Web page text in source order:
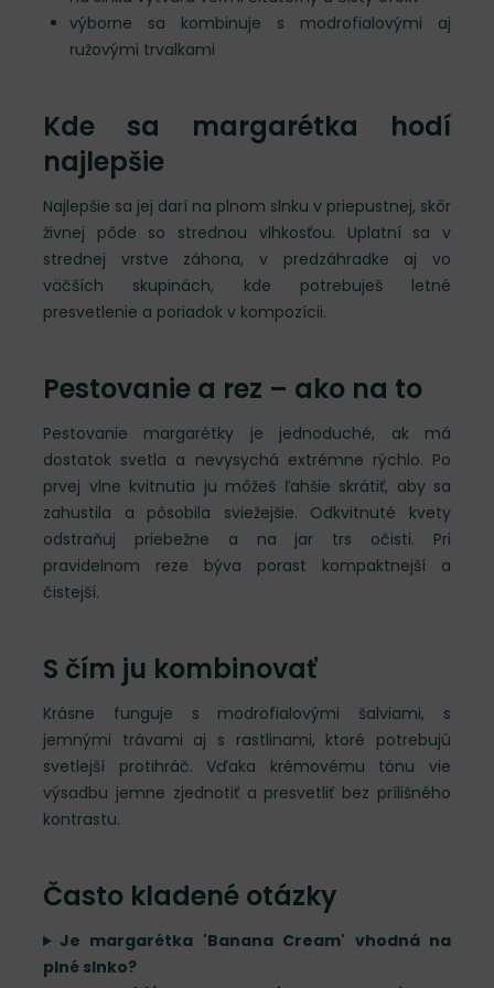
výborne sa kombinuje s modrofialovými aj
ružovými trvalkami
Kde sa margarétka hodí
najlepšie
Najlepšie sa jej darí na plnom slnku v priepustnej, skôr
živnej pôde so strednou vlhkosťou. Uplatní sa v
strednej vrstve záhona, v predzáhradke aj vo
väčších skupinách, kde potrebuješ letné
presvetlenie a poriadok v kompozícii.
Pestovanie a rez – ako na to
Pestovanie margarétky je jednoduché, ak má
dostatok svetla a nevysychá extrémne rýchlo. Po
prvej vlne kvitnutia ju môžeš ľahšie skrátiť, aby sa
zahustila a pôsobila sviežejšie. Odkvitnuté kvety
odstraňuj priebežne a na jar trs očisti. Pri
pravidelnom reze býva porast kompaktnejší a
čistejší.
S čím ju kombinovať
Krásne funguje s modrofialovými šalviami, s
jemnými trávami aj s rastlinami, ktoré potrebujú
svetlejší protihráč. Vďaka krémovému tónu vie
výsadbu jemne zjednotiť a presvetliť bez prílišného
kontrastu.
Často kladené otázky
Je margarétka 'Banana Cream' vhodná na
plné slnko?